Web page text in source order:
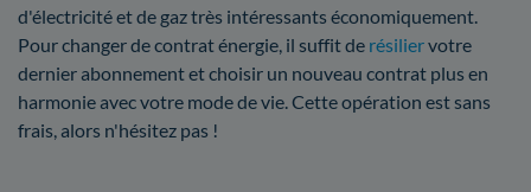
d'électricité et de gaz très intéressants économiquement.
Pour changer de contrat énergie, il suffit de résiliervotre
dernier abonnement et choisir un nouveau contrat plus en
harmonie avec votre mode de vie. Cette opération est sans
frais, alors n'hésitez pas !